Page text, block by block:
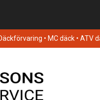
• MC däck •